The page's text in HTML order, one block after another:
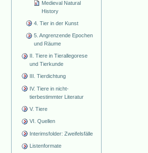
Medieval Natural
History
4. Tier in der Kunst
5. Angrenzende Epochen
und Räume
II. Tiere in Tierallegorese
und Tierkunde
III. Tierdichtung
IV. Tiere in nicht-
tierbestimmter Literatur
V. Tiere
VI. Quellen
Interimsfolder: Zweifelsfälle
Listenformate